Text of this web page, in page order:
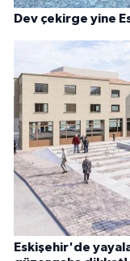
Dev çekirge yine
Eskişehir'de